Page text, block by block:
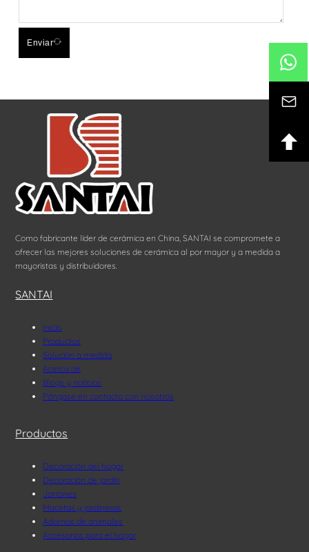
Enviar
Como fabricante líder de cerámica en China, SANTAI se compromete a
ofrecer las mejores soluciones de cerámica al por mayor y a medida a
mayoristas y distribuidores.
SANTAI
Inicio
Productos
Solución a medida
Acerca de
Blogs y noticias
Póngase en contacto con nosotros
Productos
Decoración del hogar
Decoración de jardín
Jarrones
Macetas y jardineras
Adornos de animales
Accesorios para el hogar